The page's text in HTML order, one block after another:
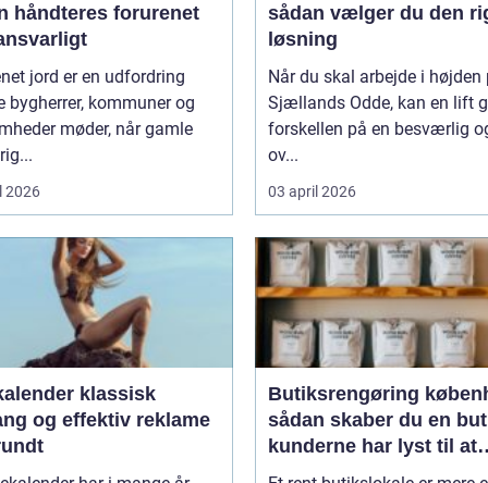
håndteres forurenet
jord er en udfordring
bygherrer, kommuner og
møder, når gamle
2026
sådan vælger du den
løsning
Når du skal arbejde i højden
Sjællands Odde, kan en lift
forskellen på en besværlig
ov...
03 april 2026
klassisk
og effektiv reklame
Butiksrengøring
sådan skaber du en
kunderne har lyst til at
komme tilbage til